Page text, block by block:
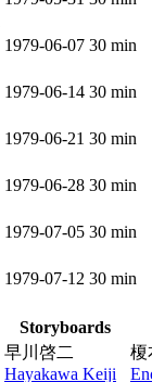
1979‑06‑07 30 min
1979‑06‑14 30 min
1979‑06‑21 30 min
1979‑06‑28 30 min
1979‑07‑05 30 min
1979‑07‑12 30 min
Storyboards
早川啓二
Hayakawa Keiji
榎